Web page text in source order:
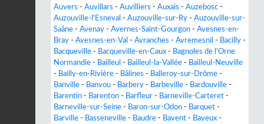
Auvers - Auvillars - Auvilliers - Auxais - Auzebosc -
Auzouville-l'Esneval - Auzouville-sur-Ry - Auzouville-sur-
Saâne - Avenay - Avernes-Saint-Gourgon - Avesnes-en-
Bray - Avesnes-en-Val - Avranches - Avremesnil - Bacilly -
Bacqueville - Bacqueville-en-Caux - Bagnoles de l'Orne
Normandie - Bailleul - Bailleul-la-Vallée - Bailleul-Neuville
- Bailly-en-Rivière - Bâlines - Balleroy-sur-Drôme -
Banville - Banvou - Barbery - Barbeville - Bardouville -
Barentin - Barenton - Barfleur - Barneville-Carteret -
Barneville-sur-Seine - Baron-sur-Odon - Barquet -
Barville - Basseneville - Baudre - Bavent - Bayeux -